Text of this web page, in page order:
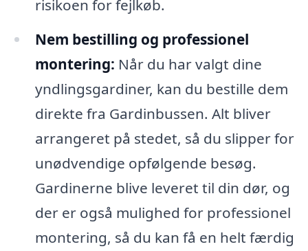
risikoen for fejlkøb.
Nem bestilling og professionel
montering: Når du har valgt dine
yndlingsgardiner, kan du bestille dem
direkte fra Gardinbussen. Alt bliver
arrangeret på stedet, så du slipper for
unødvendige opfølgende besøg.
Gardinerne blive leveret til din dør, og
der er også mulighed for professionel
montering, så du kan få en helt færdig